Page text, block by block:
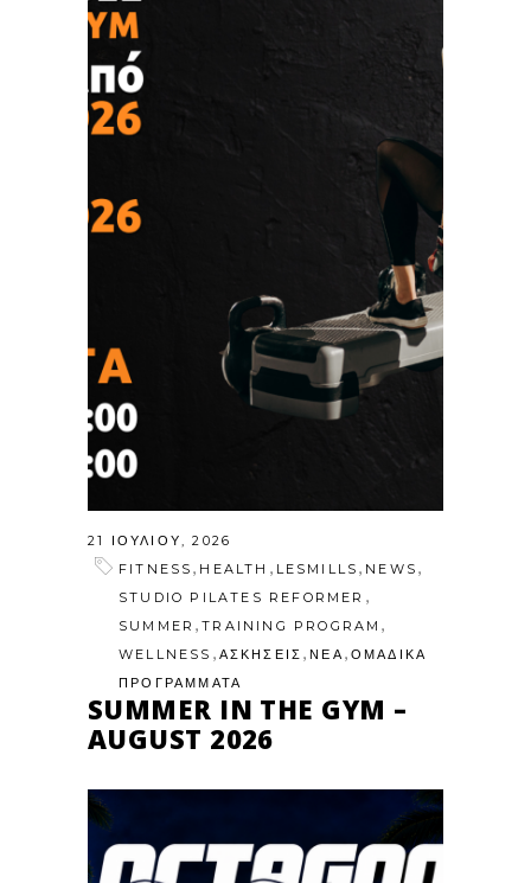
21 ΙΟΥΛΊΟΥ, 2026
FITNESS , HEALTH , LESMILLS , NEWS ,
STUDIO PILATES REFORMER ,
SUMMER ,TRAINING PROGRAM ,
WELLNESS , ΑΣΚΗΣΕΙΣ ,ΝΕΑ , ΟΜΑΔΙΚΑ
ΠΡΟΓΡΑΜΜΑΤΑ
SUMMER IN THE GYM –
AUGUST 2026